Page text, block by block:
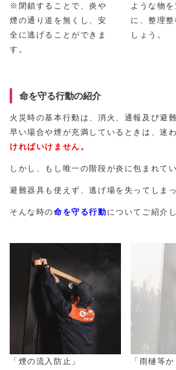
※閉鎖することで、炎や
煙の通り道を無くし、安
全に逃げることができま
す。
ような物
に、整理
しょう。
命を守る行動の紹介
火災時の基本行動は、消火、通報及び避
早い場合や煙が充満しているときは、迷
ければいけません。
しかし、もし唯一の階段が炎に包まれて
避難器具も使えず、逃げ場を失ってしま
そんな時の命を守る行動 についてご紹介
「煙の流入防止」
「雨樋等